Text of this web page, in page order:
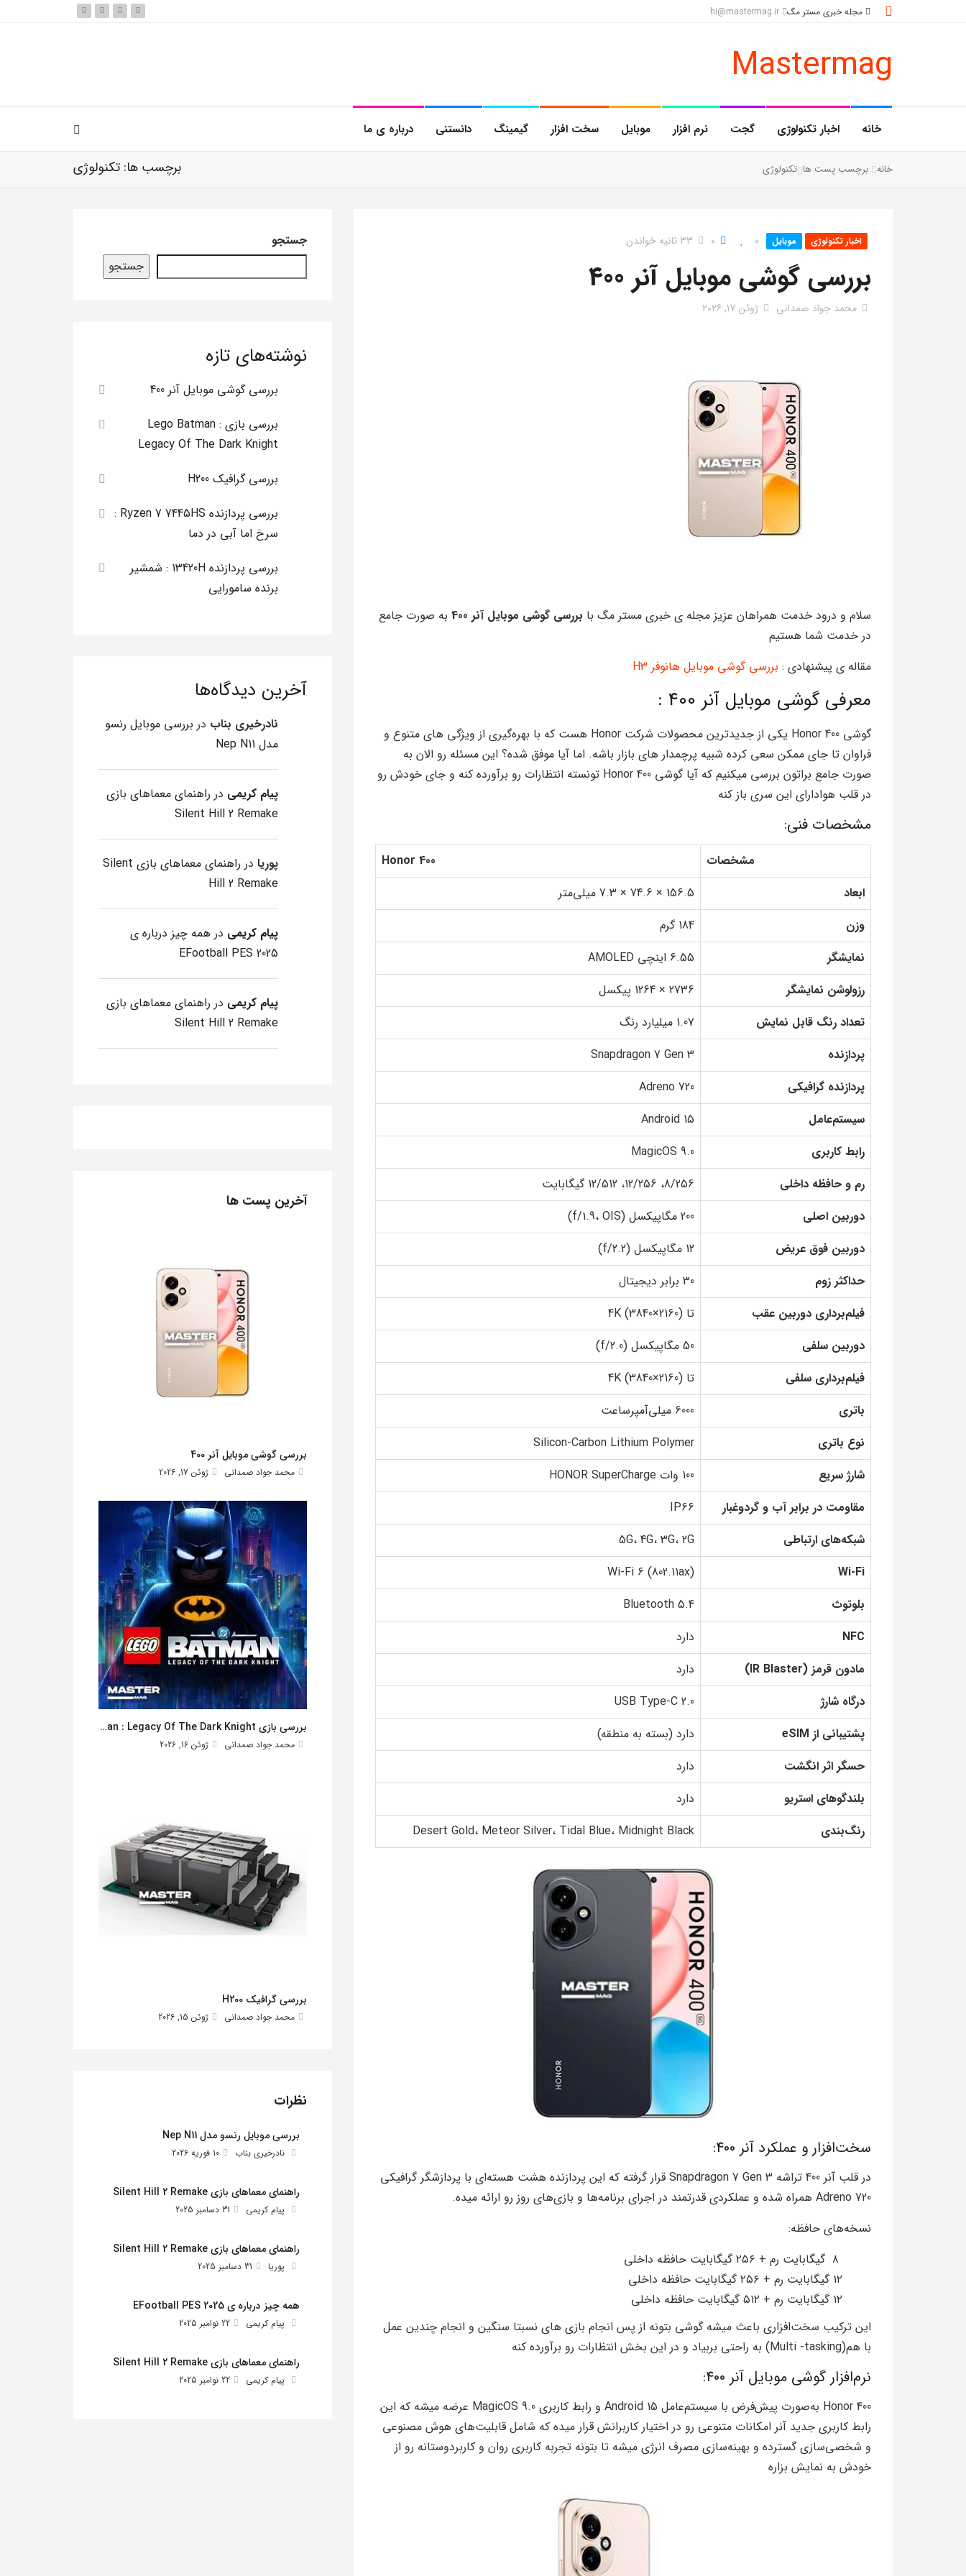
مجله خبری مستر مگ
Mastermag
خانه اخبار تکنولوژی گجت نرم افزار موبایل سخت افزار گیمینگ دانستنی درباره ی ما
برچسب ها: تکنولوژی خانه برچسب پست ها تکنولوژی
اخبار تکنولوژی موبایل 0
0 33 ثانیه خواندن
بررسی گوشی موبایل آنر 400
محمد جواد صمدانی ژوئن 17, 2026
سلام و درود خدمت همراهان عزیز مجله‌‌‌ ی خبری مستر مگ با بررسی گوشی موبایل آنر 400
به صورت جامع
در خدمت شما هستیم
مقاله ی پیشنهادی : بررسی گوشی موبایل هانوفر H3
معرفی گوشی موبایل آنر 400 :
گوشی Honor 400 یکی از جدیدترین محصولات شرکت Honor هست که با بهره‌گیری از ویژگی های متنوع و
فراوان تا جای ممکن سعی کرده شبیه پرچمدار های بازار باشه. اما آیا موفق شده؟ این مسئله رو الان به
صورت جامع براتون بررسی میکنیم که آیا گوشی Honor 400 تونسته انتظارات رو برآورده کنه و جای خودش رو
در قلب هوادارای این سری باز کنه
مشخصات فنی:
مشخصات
Honor 400
ابعاد
156.5 × 74.6 × 7.3 میلی‌متر
وزن
184 گرم
نمایشگر
6.55 اینچی AMOLED
رزولوشن نمایشگر
2736 × 1264 پیکسل
تعداد رنگ قابل نمایش
1.07 میلیارد رنگ
پردازنده
Snapdragon 7 Gen 3
پردازنده گرافیکی
Adreno 720
سیستم‌عامل
Android 15
رابط کاربری
MagicOS 9.0
رم و حافظه داخلی
8/256، 12/256، 12/512 گیگابایت
دوربین اصلی
200 مگاپیکسل (f/1.9، OIS)
دوربین فوق عریض
12 مگاپیکسل (f/2.2)
حداکثر زوم
30 برابر دیجیتال
فیلم‌برداری دوربین عقب
تا 4K (3840×2160)
دوربین سلفی
50 مگاپیکسل (f/2.0)
فیلم‌برداری سلفی
تا 4K (3840×2160)
باتری
6000 میلی‌آمپرساعت
نوع باتری
Silicon-Carbon Lithium Polymer
شارژ سریع
100 وات HONOR SuperCharge
مقاومت در برابر آب و گردوغبار
IP66
شبکه‌های ارتباطی
5G، 4G، 3G، 2G
Wi-Fi
Wi-Fi 6 (802.11ax)
بلوتوث
Bluetooth 5.4
NFC
دارد
مادون قرمز (IR Blaster)
دارد
درگاه شارژ
USB Type-C 2.0
پشتیبانی از eSIM
دارد (بسته به منطقه)
حسگر اثر انگشت
دارد
بلندگوهای استریو
دارد
رنگ‌بندی
Desert Gold، Meteor Silver، Tidal Blue، Midnight Black
سخت‌افزار و عملکرد آنر 400:
در قلب آنر 400 تراشه Snapdragon 7 Gen 3 قرار گرفته که این پردازنده هشت هسته‌ای با پردازشگر گرافیکی
Adreno 720 همراه شده و عملکردی قدرتمند در اجرای برنامه‌ها و بازی‌های روز رو ارائه میده.
نسخه‌های حافظه:
۱۲ گیگابایت رم + ۲۵۶ گیگابایت حافظه داخلی
۱۲ گیگابایت رم + ۵۱۲ گیگابایت حافظه داخلی
این ترکیب سخت‌افزاری باعث میشه گوشی بتونه از پس انجام بازی های نسبتا سنگین و انجام چندین عمل
با هم(Multi -tasking) به راحتی بربیاد و در این بخش انتظارات رو برآورده کنه
نرم‌افزار گوشی موبایل آنر 400:
Honor 400 به‌صورت پیش‌فرض با سیستم‌عامل Android 15 و رابط کاربری MagicOS 9.0 عرضه میشه که این
رابط کاربری جدید آنر امکانات متنوعی رو در اختیار کاربرانش قرار میده که شامل قابلیت‌های هوش مصنوعی
و شخصی‌سازی گسترده و بهینه‌سازی مصرف انرژی میشه تا بتونه تجربه کاربری روان و کاربردوستانه رو از
خودش به نمایش بزاره
جستجو
جستجو
نوشته‌های تازه
بررسی گوشی موبایل آنر 400
بررسی بازی Lego Batman :
Legacy Of The Dark Knight
بررسی گرافیک H200
بررسی پردازنده Ryzen 7 7445HS :
سرخ اما آبی در دما
بررسی پردازنده 13420H : شمشیر
برنده سامورایی
آخرین دیدگاه‌ها
نادرخیری بناب در بررسی موبایل رنسو
مدل Nep N11
پیام کریمی در راهنمای معماهای بازی
Silent Hill 2 Remake
پوریا در
راهنمای معماهای بازی Silent
Hill 2 Remake
پیام کریمی در همه چیز درباره ی
EFootball PES 2025
پیام کریمی در راهنمای معماهای بازی
Silent Hill 2 Remake
آخرین پست ها
بررسی گوشی موبایل آنر 400
محمد جواد صمدانی ژوئن 17, 2026
بررسی بازی Lego Batman : Legacy Of The Dark Knight
محمد جواد صمدانی ژوئن 16, 2026
بررسی گرافیک H200
محمد جواد صمدانی ژوئن 15, 2026
نظرات
بررسی موبایل رنسو مدل Nep N11
نادرخیری بناب 10 فوریه 2026
راهنمای معماهای بازی Silent Hill 2 Remake
پیام کریمی 31 دسامبر 2025
راهنمای معماهای بازی Silent Hill 2 Remake
پوریا 31 دسامبر 2025
همه چیز درباره ی EFootball PES 2025
پیام کریمی 22 نوامبر 2025
راهنمای معماهای بازی Silent Hill 2 Remake
پیام کریمی 22 نوامبر 2025